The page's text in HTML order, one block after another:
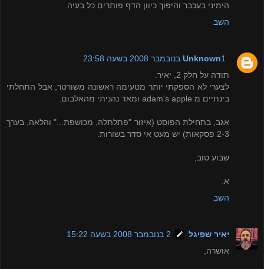
הימיני בעכבר והיפוך כיוון הדף פותרים כל בעיה.
השב
Unknown1 בנובמבר 2008 בשעה 23:58
תודה על חלק 2, יאיר.
לצערי לא הספקתי יותר מטעימה ראשונה משורטר, אבל התחלתי
בינתיים מ adam's apple ומאד נהניתי מהאלבום.
אגב, בתחילת הפוסט (איזור "פתלתלה, מכושפת..." והלאה, בערך
2-3 פסקאות) יש מעט אי סדר בשורות.
שבוע טוב,
א.
השב
יאיר שפיגל
2 בנובמבר 2008 בשעה 15:22
אושרה,